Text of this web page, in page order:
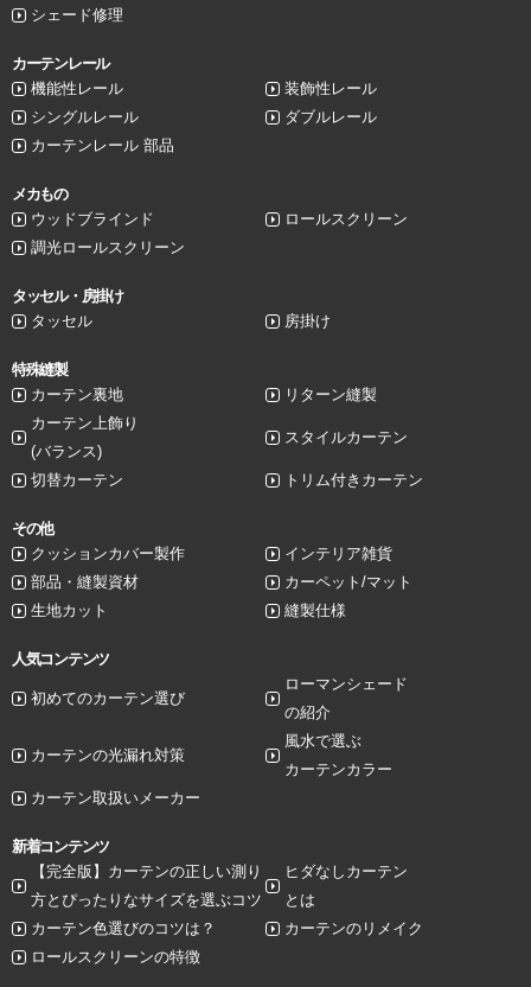
シェード修理
カーテンレール
機能性レール
装飾性レール
シングルレール
ダブルレール
カーテンレール 部品
メカもの
ウッドブラインド
ロールスクリーン
調光ロールスクリーン
タッセル・房掛け
タッセル
房掛け
特殊縫製
カーテン裏地
リターン縫製
カーテン上飾り
(バランス)
スタイルカーテン
切替カーテン トリム付きカーテン
その他
クッションカバー製作
インテリア雑貨
部品・縫製資材
カーペット/マット
生地カット
縫製仕様
人気コンテンツ
初めてのカーテン選び
ローマンシェード
の紹介
カーテンの光漏れ対策
風水で選ぶ
カーテンカラー
カーテン取扱いメーカー
新着コンテンツ
【完全版】カーテンの正しい測り
方とぴったりなサイズを選ぶコツ
ヒダなしカーテン
とは
カーテン色選びのコツは？
カーテンのリメイク
ロールスクリーンの特徴